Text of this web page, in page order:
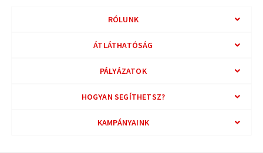
RÓLUNK
ÁTLÁTHATÓSÁG
PÁLYÁZATOK
HOGYAN SEGÍTHETSZ?
KAMPÁNYAINK